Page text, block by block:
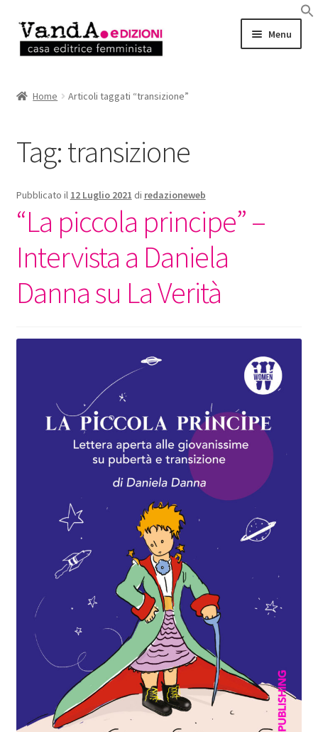
Vai
alla
Vai
al
Menu
AUTRICI e AUTORI
EVENTI
RASSEGNA STAMPA
CHI SIAMO
Home Articoli taggati “transizione”
Tag:transizione
Pubblicato il 12 Luglio 2021 di redazioneweb
“La piccola principe” –
Intervista a Daniela
Danna su La Verità